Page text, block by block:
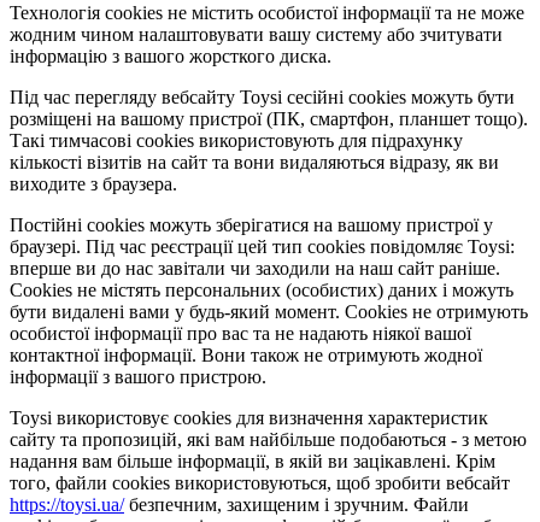
Технологія cookies не містить особистої інформації та не може
жодним чином налаштовувати вашу систему або зчитувати
інформацію з вашого жорсткого диска.
Під час перегляду вебсайту Toysi сесійні cookies можуть бути
розміщені на вашому пристрої (ПК, смартфон, планшет тощо).
Такі тимчасові cookies використовують для підрахунку
кількості візитів на сайт та вони видаляються відразу, як ви
виходите з браузера.
Постійні cookies можуть зберігатися на вашому пристрої у
браузері. Під час реєстрації цей тип cookies повідомляє Toysi:
вперше ви до нас завітали чи заходили на наш сайт раніше.
Cookies не містять персональних (особистих) даних і можуть
бути видалені вами у будь-який момент. Сookies не отримують
особистої інформації про вас та не надають ніякої вашої
контактної інформації. Вони також не отримують жодної
інформації з вашого пристрою.
Toysi використовує cookies для визначення характеристик
сайту та пропозицій, які вам найбільше подобаються - з метою
надання вам більше інформації, в якій ви зацікавлені. Крім
того, файли cookies використовуються, щоб зробити вебсайт
https://toysi.ua/безпечним, захищеним і зручним. Файли